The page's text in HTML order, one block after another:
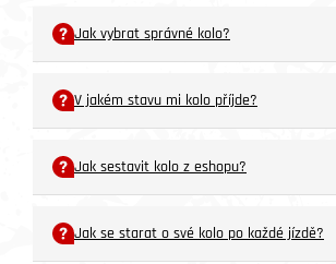
Jak vybrat správné kolo?
V jakém stavu mi kolo příjde?
Jak sestavit kolo z eshopu?
Jak se starat o své kolo po každé jízdě?